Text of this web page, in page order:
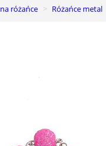
na różańce Różańce metal